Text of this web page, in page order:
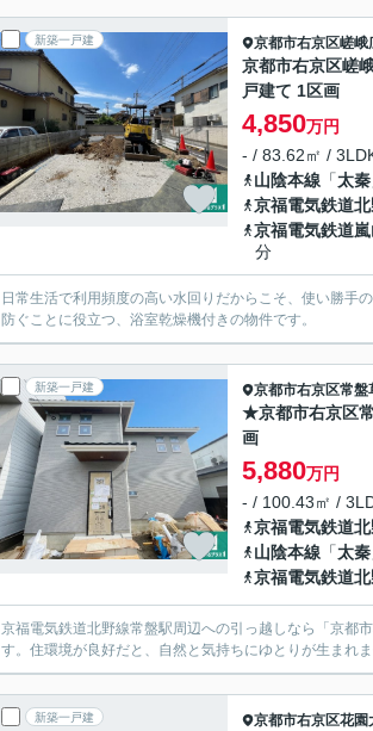
新築一戸建 京都市右京区嵯峨
京都市右京区
戸建て 1区画
4,850万円
- / 83.62㎡ /
山陰本線 「太秦
京福電気鉄道
京福電気鉄道
分
日常生活で利用頻度の高い水回りだからこそ、使い勝手
防ぐことに役立つ、浴室乾燥機付きの物件です。
新築一戸建 京都市右京区常盤
★京都市右京区
画
5,880万円
- / 100.43㎡ /
京福電気鉄道
山陰本線 「太秦
京福電気鉄道
京福電気鉄道北野線常盤駅周辺への引っ越しなら「京都
す。住環境が良好だと、自然と気持ちにゆとりが生まれま
新築一戸建 京都市右京区花園